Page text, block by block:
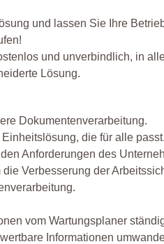
und lassen Sie Ihre
und unverbindlich, in
Lösung.
Dokumentenverarbeitung.
die für alle
Anforderungen des
Verbesserung der
vom Wartungsplaner
Informationen